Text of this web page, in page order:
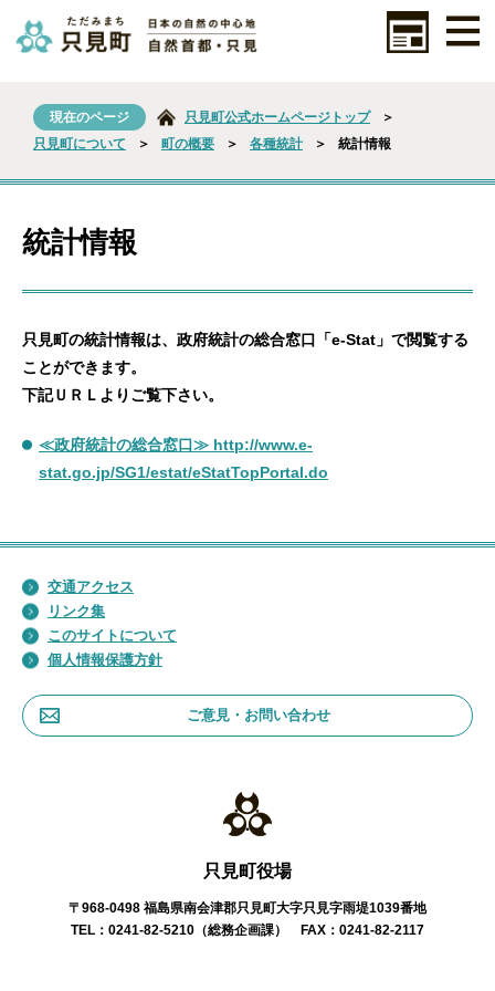
現在のページ 只見町公式ホームページトップ
＞
只見町について
＞ 町の概要 ＞ 各種統計 ＞ 統計情報
統計情報
只見町の統計情報は、政府統計の総合窓口「e-Stat」で閲覧する
ことができます。
下記ＵＲＬよりご覧下さい。
≪政府統計の総合窓口≫ http://www.e-
stat.go.jp/SG1/estat/eStatTopPortal.do
交通アクセス
リンク集
このサイトについて
個人情報保護方針
ご意見・お問い合わせ
只見町役場
〒968-0498 福島県南会津郡只見町大字只見字雨堤1039番地
TEL：0241-82-5210（総務企画課） FAX：0241-82-2117